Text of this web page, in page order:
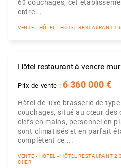
60 couchages, cet
entre...
VENTE - HÔTEL - HÔTEL RESTAURANT 1
Hôtel restaurant à vendre
Prix de vente :6 360 000 €
Hôtel de luxe brasserie de
couchages, situé au cœur des
clefs en mains, personnel en
sont climatisés et en parfait
complètent ce ...
VENTE - HÔTEL - HÔTEL RESTAURANT 2
CHER